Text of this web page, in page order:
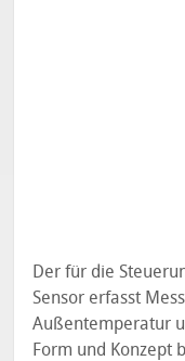
Der für die
Sensor erfasst
Außentemperatur
Form und Konzept